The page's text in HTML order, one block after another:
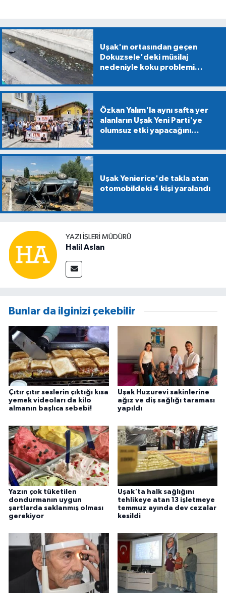
Uşak'ın ortasından geçen
Dokuzsele'deki müsilaj
nedeniyle koku problemi
Özkan Yalım'la aynı safta yer
alanların Uşak Yeni Parti'ye
olumsuz etki yapacağını
Uşak Yenierice'de takla atan
otomobildeki 4 kişi yaralandı
YAZI İŞLERİ MÜDÜRÜ
Halil Aslan
Bunlar da ilginizi çekebilir
Çıtır çıtır seslerin çıktığı kısa
yemek videoları da kilo
almanın başlıca sebebi!
Uşak Huzurevi sakinlerine
ağız ve diş sağlığı taraması
yapıldı
Yazın çok tüketilen
dondurmanın uygun
şartlarda saklanmış olması
gerekiyor
Uşak'ta halk sağlığını
tehlikeye atan 13 işletmeye
temmuz ayında dev cezalar
kesildi